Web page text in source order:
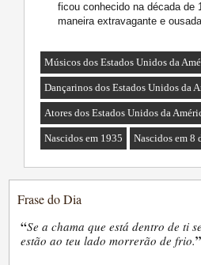
ficou conhecido na década de
maneira extravagante e
Músicos dos Estados Unidos da
Dançarinos dos Estados Unidos da
Atores dos Estados Unidos da
Nascidos em 1935 Nascidos em 8
Frase do Dia
“Se a chama que está dentro de ti
estão ao teu lado morrerão de frio.”